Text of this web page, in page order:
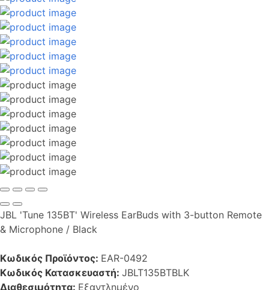
JBL 'Tune 135BT' Wireless EarBuds with 3-button Remote
& Microphone / Black
Κωδικός Προϊόντος: EAR-0492
Κωδικός Κατασκευαστή: JBLT135BTBLK
Διαθεσιμότητα: Εξαντλημένο